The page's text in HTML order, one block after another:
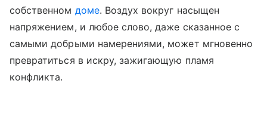
собственном доме. Воздух вокруг насыщен
напряжением, и любое слово, даже сказанное с
самыми добрыми намерениями, может мгновенно
превратиться в искру, зажигающую пламя
конфликта.